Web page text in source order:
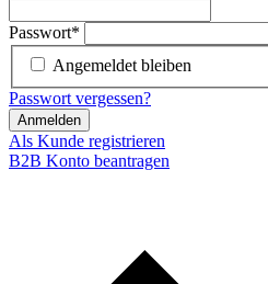
Passwort*
Angemeldet bleiben
Passwort vergessen?
Anmelden
Als Kunde registrieren
B2B Konto beantragen